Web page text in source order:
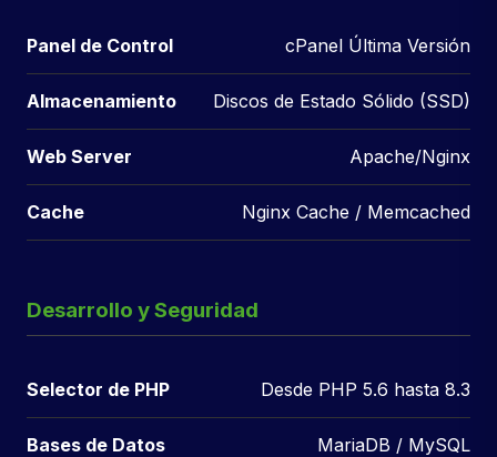
Panel de Control cPanel Última Versión
Almacenamiento Discos de Estado Sólido (SSD)
Web Server Apache/Nginx
Cache Nginx Cache / Memcached
Desarrollo y Seguridad
Selector de PHP Desde PHP 5.6 hasta 8.3
Bases de Datos MariaDB / MySQL